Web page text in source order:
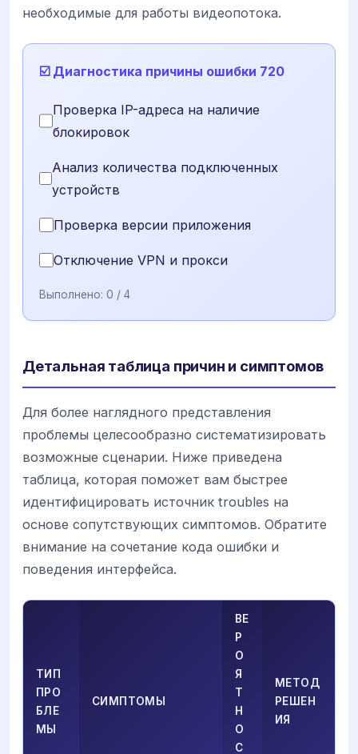
необходимые для работы видеопотока.
☑️ Диагностика причины ошибки 720
Проверка IP-адреса на наличие
блокировок
Анализ количества подключенных
устройств
Проверка версии приложения
Отключение VPN и прокси
Выполнено: 0 / 4
Детальная таблица причин и симптомов
Для более наглядного представления
проблемы целесообразно систематизировать
возможные сценарии. Ниже приведена
таблица, которая поможет вам быстрее
идентифицировать источник troubles на
основе сопутствующих симптомов. Обратите
внимание на сочетание кода ошибки и
поведения интерфейса.
ТИП
ПРО
БЛЕ
МЫ
СИМПТОМЫ
ВЕ
Р
О
Я
Т
Н
О
С
МЕТОД
РЕШЕН
ИЯ